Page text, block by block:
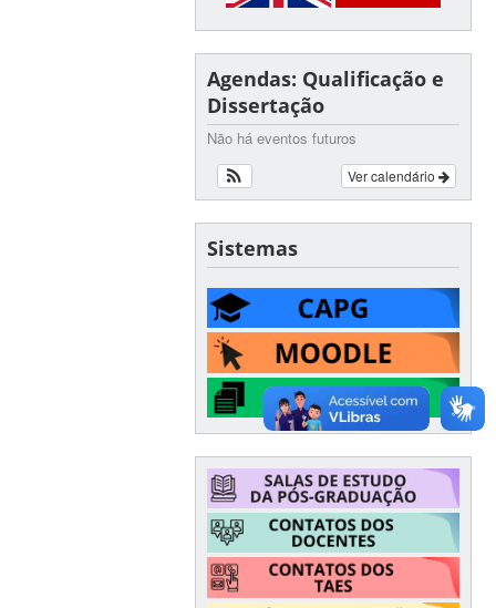
Agendas: Qualificação e
Dissertação
Não há eventos futuros
Ver calendário
Sistemas